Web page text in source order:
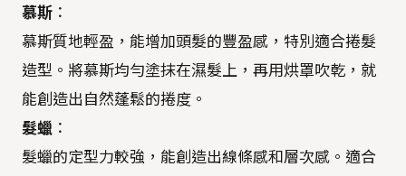
慕斯 ：
慕斯質地輕盈，能增加頭髮的豐盈感，特別適合捲髮
造型。將慕斯均勻塗抹在濕髮上，再用烘罩吹乾，就
能創造出自然蓬鬆的捲度。
髮蠟 ：
髮蠟的定型力較強，能創造出線條感和層次感。適合